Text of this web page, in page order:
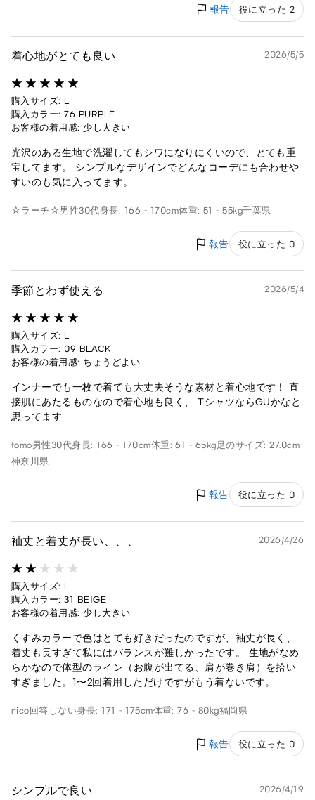
報告 役に立った 2
着心地がとても良い 2026/5/5
購入サイズ: L
購入カラー: 76 PURPLE
お客様の着用感: 少し大きい
光沢のある生地で洗濯してもシワになりにくいので、とても重
宝してます。 シンプルなデザインでどんなコーデにも合わせや
すいのも気に入ってます。
☆ラーチ☆ 男性30代身長: 166 - 170cm体重: 51 - 55kg千葉県
報告 役に立った 0
季節とわず使える 2026/5/4
購入サイズ: L
購入カラー: 09 BLACK
お客様の着用感: ちょうどよい
インナーでも一枚で着ても大丈夫そうな素材と着心地です！ 直
接肌にあたるものなので着心地も良く、 TシャツならGUかなと
思ってます
tomo男性30代身長: 166 - 170cm体重: 61 - 65kg足のサイズ: 27.0cm
神奈川県
報告 役に立った 0
袖丈と着丈が長い、、、 2026/4/26
購入サイズ: L
購入カラー: 31 BEIGE
お客様の着用感: 少し大きい
くすみカラーで色はとても好きだったのですが、袖丈が長く、
着丈も長すぎて私にはバランスが難しかったです。 生地がなめ
らかなので体型のライン（お腹が出てる、肩が巻き肩）を拾い
すぎました。1〜2回着用しただけですがもう着ないです。
nico 回答しない身長: 171 - 175cm体重: 76 - 80kg福岡県
報告 役に立った 0
シンプルで良い 2026/4/19